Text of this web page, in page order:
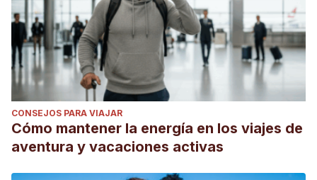
CONSEJOS PARA VIAJAR
Cómo mantener la energía en los viajes de
aventura y vacaciones activas